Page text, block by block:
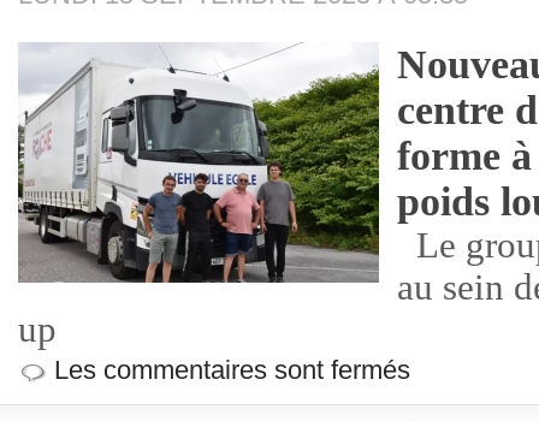
centre
forme
poids
Le
au sein
up
Les commentaires sont fermés